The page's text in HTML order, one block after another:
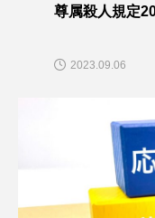
尊属殺人規定
2023.09.06